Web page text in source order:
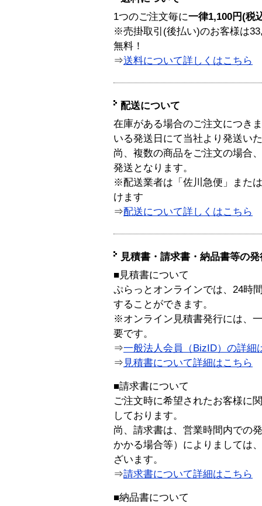
1つのご注文毎に一律1,100円(税
※売掛取引(後払い)のお客様は
無料！
⇒送料について詳しくはこちら
配送について
在庫がある場合のご注文につき
いる発送日にて当社より発送い
尚、複数の商品をご注文の場合
発送となります。
※配送業者は「佐川急便」また
けます
⇒配送について詳しくはこちら
見積書・請求書・納品書等の
■見積書について
ぷらっとオンラインでは、24時
することができます。
※オンライン見積書発行には、
要です。
⇒一般法人会員（BizID）の詳細
⇒ 見積書について詳細はこちら
■請求書について
ご注文時に希望されたお客様に
しております。
尚、請求書は、営業時間内での
かかる場合等）によりましては
ざいます。
⇒請求書について詳細はこちら
■納品書について